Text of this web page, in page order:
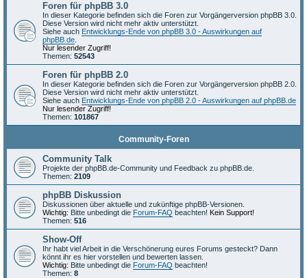
Foren für phpBB 3.0
In dieser Kategorie befinden sich die Foren zur Vorgängerversion phpBB 3.0.
Diese Version wird nicht mehr aktiv unterstützt.
Siehe auch Entwicklungs-Ende von phpBB 3.0 - Auswirkungen auf
phpBB.de
Nur lesender Zugriff!
Themen: 52543
Foren für phpBB 2.0
In dieser Kategorie befinden sich die Foren zur Vorgängerversion phpBB 2.0.
Diese Version wird nicht mehr aktiv unterstützt.
Siehe auch Entwicklungs-Ende von phpBB 2.0 - Auswirkungen auf phpBB.de
Nur lesender Zugriff!
Themen: 101867
Community-Foren
Community Talk
Projekte der phpBB.de-Community und Feedback zu phpBB.de.
Themen: 2109
phpBB Diskussion
Diskussionen über aktuelle und zukünftige phpBB-Versionen.
Wichtig: Bitte unbedingt die Forum-FAQ beachten! Kein Support!
Themen: 516
Show-Off
Ihr habt viel Arbeit in die Verschönerung eures Forums gesteckt? Dann
könnt ihr es hier vorstellen und bewerten lassen.
Wichtig: Bitte unbedingt die Forum-FAQ beachten!
Themen: 8